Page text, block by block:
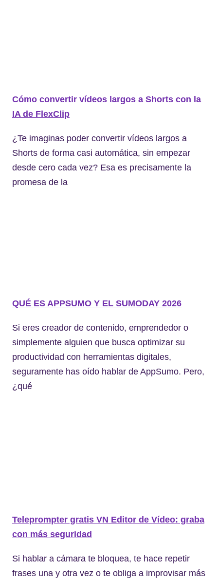
Cómo convertir vídeos largos a Shorts con la
IA de FlexClip
¿Te imaginas poder convertir vídeos largos a
Shorts de forma casi automática, sin empezar
desde cero cada vez? Esa es precisamente la
promesa de la
QUÉ ES APPSUMO Y EL SUMODAY 2026
Si eres creador de contenido, emprendedor o
simplemente alguien que busca optimizar su
productividad con herramientas digitales,
seguramente has oído hablar de AppSumo. Pero,
¿qué
Teleprompter gratis VN Editor de Vídeo: graba
con más seguridad
Si hablar a cámara te bloquea, te hace repetir
frases una y otra vez o te obliga a improvisar más